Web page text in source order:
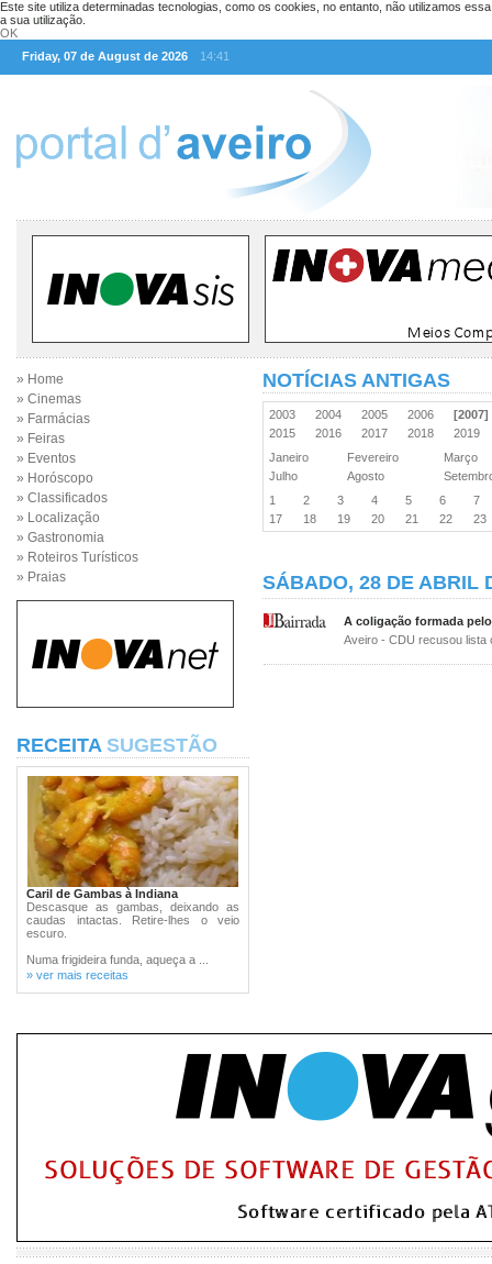
Este site utiliza determinadas tecnologias, como os cookies, no entanto, não utilizamos
a sua utilização.
OK
Friday, 07 de August de 2026
14:41
» Home
» Cinemas
» Farmácias
» Feiras
» Eventos
» Horóscopo
» Classificados
» Localização
» Gastronomia
» Roteiros Turísticos
» Praias
RECEITA SUGESTÃO
Caril de Gambas à Indiana
Descasque as gambas, deixando as
caudas intactas. Retire-lhes o veio
escuro.
Numa frigideira funda, aqueça a ...
» ver mais receitas
NOTÍCIAS ANTIGAS
2003 2004 2005 2006
[2007]
2015
2016 2017 2018
2019
Janeiro
Fevereiro
Março
Julho
Agosto
1
2 3 4 5 6
7
17
18 19 20 21 22 23
SÁBADO, 28 DE ABRIL
A coligação formada
Aveiro - CDU recusou lista